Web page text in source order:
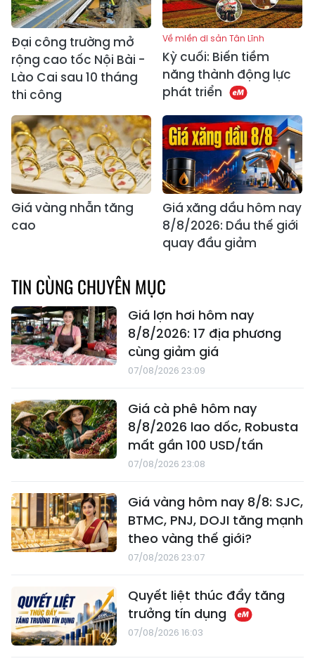
Đại công trường mở
rộng cao tốc Nội Bài -
Lào Cai sau 10 tháng
thi công
Về miền di sản Tân Lĩnh
Kỳ cuối: Biến tiềm
năng thành động lực
phát triển
Giá vàng nhẫn tăng
cao
Giá xăng dầu hôm nay
8/8/2026: Dầu thế giới
quay đầu giảm
TIN CÙNG CHUYÊN MỤC
Giá lợn hơi hôm nay
8/8/2026: 17 địa phương
cùng giảm giá
07/08/2026 23:09
Giá cà phê hôm nay
8/8/2026 lao dốc, Robusta
mất gần 100 USD/tấn
07/08/2026 23:08
Giá vàng hôm nay 8/8: SJC,
BTMC, PNJ, DOJI tăng mạnh
theo vàng thế giới?
07/08/2026 23:07
Quyết liệt thúc đẩy tăng
trưởng tín dụng
07/08/2026 16:03